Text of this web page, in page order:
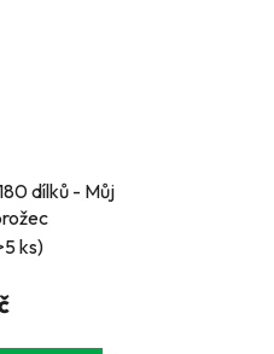
dílků - Můj
ks)